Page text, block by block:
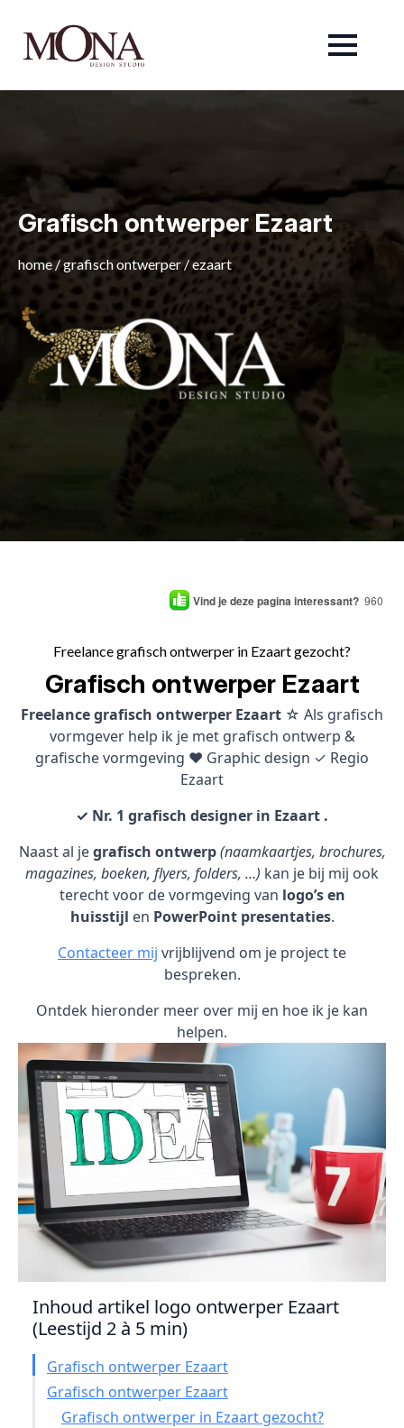
Grafisch ontwerper Ezaart
home/grafisch ontwerper/ezaart
Vind je deze pagina interessant? 960
Freelance grafisch ontwerper in Ezaart gezocht?
Grafisch ontwerper Ezaart
Freelance grafisch ontwerper Ezaart ☆ Als grafisch
vormgever help ik je met grafisch ontwerp &
grafische vormgeving ♥ Graphic design ✓ Regio
Ezaart
✓ Nr. 1 grafisch designer in Ezaart .
Naast al jegrafisch ontwerp (naamkaartjes, brochures,
magazines, boeken, flyers, folders, …) kan je bij mij ook
terecht voor de vormgeving van logo’s en
huisstijl en PowerPoint presentaties.
Contacteer mij vrijblijvend om je project te
bespreken.
Ontdek hieronder meer over mij en hoe ik je kan
helpen.
Inhoud artikel logo ontwerper Ezaart
(Leestijd 2 à 5 min)
Grafisch ontwerper Ezaart
Grafisch ontwerper Ezaart
Grafisch ontwerper in Ezaart gezocht?